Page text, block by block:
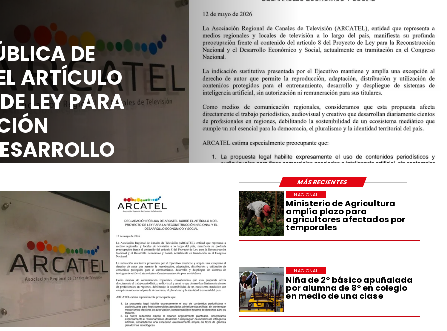
DE
ARTÍCULO
LEY PARA
Ministerio de Agricultura
amplía plazo para
agricultores afectados por
temporales
NACIONAL
Niña de 2° básico apuñalada
por alumna de 8° en colegio
en medio de una clase
NACIONAL
MÁS RECIENTES